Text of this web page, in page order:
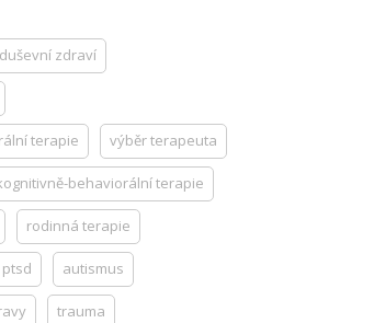
duševní zdraví
terapie výběr terapeuta
behaviorální terapie
rodinná terapie
ptsd autismus
trauma